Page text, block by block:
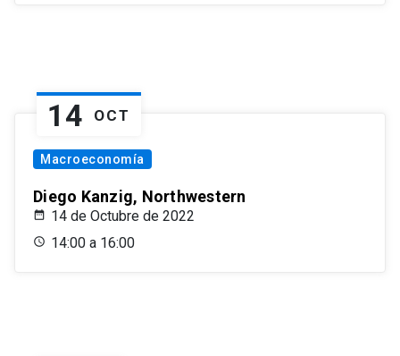
14 OCT
Macroeconomía
Diego Kanzig, Northwestern
14 de Octubre de 2022
14:00 a 16:00